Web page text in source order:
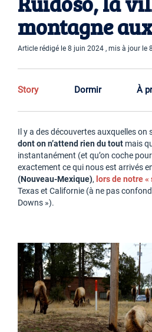
montagne
Article rédigé le 8 juin 2024 , mis à jour le
Story Dormir À
Il y a des découvertes auxquelles on
dont on n’attend rien du tout mais
instantanément (et qu’on coche
exactement ce qui nous est arrivés
(Nouveau-Mexique), lors de notre
Texas et Californie (à ne pas
Downs »).